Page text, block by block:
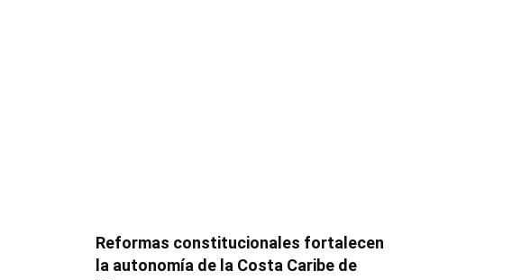
Reformas constitucionales fortalecen
la autonomía de la Costa Caribe de